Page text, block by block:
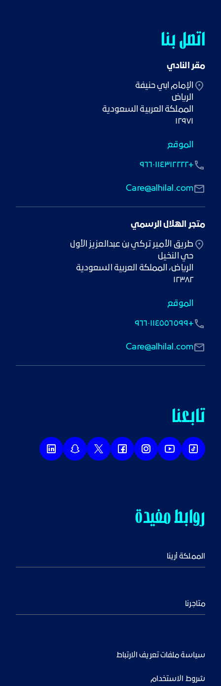
اتصل بنا
مقر النادي
١٢٩٧١
الموقع
Care@alhilal.com
+٩٦٦٠١١٤٣١٢٢٢٢
متجر الهلال الرسمي
حي النخيل
١٢٣٨٢
الموقع
Care@alhilal.com
+٩٦٦٠١١٤٥٥٦٥٩٩
روابط مفيدة
المملكة أرينا
متاجرنا
تابعنا
سياسة ملفات تعريف الارتباط
شروط الاستخدام